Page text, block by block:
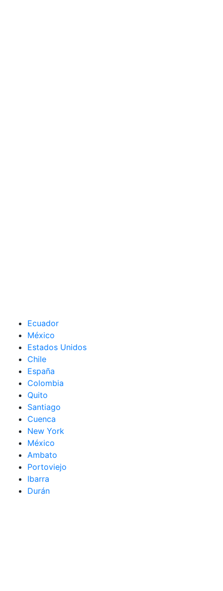
Ecuador
México
Estados Unidos
Chile
España
Colombia
Quito
Santiago
Cuenca
New York
México
Ambato
Portoviejo
Ibarra
Durán